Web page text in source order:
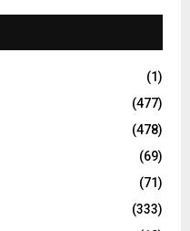
(1)
(477)
(478)
(69)
(71)
(333)